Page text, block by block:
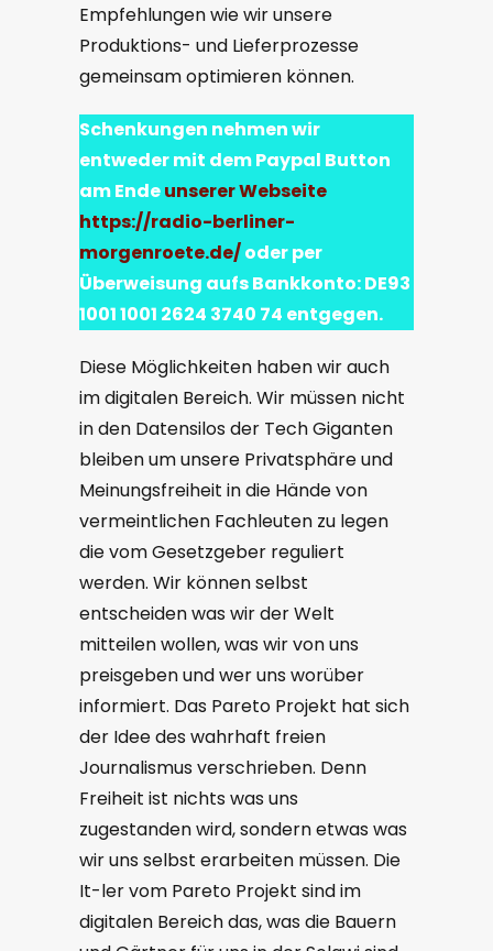
Empfehlungen wie wir unsere
Produktions- und Lieferprozesse
gemeinsam optimieren können.
Schenkungen nehmen wir
entweder mit dem Paypal Button
am EndeunsererWebseite
https://radio-berliner-
morgenroete.de/oder per
Überweisung aufs Bankkonto: DE93
1001 1001 2624 3740 74 entgegen.
Diese Möglichkeiten haben wir auch
im digitalen Bereich. Wir müssen nicht
in den Datensilos der Tech Giganten
bleiben um unsere Privatsphäre und
Meinungsfreiheit in die Hände von
vermeintlichen Fachleuten zu legen
die vom Gesetzgeber reguliert
werden. Wir können selbst
entscheiden was wir der Welt
mitteilen wollen, was wir von uns
preisgeben und wer uns worüber
informiert. Das Pareto Projekt hat sich
der Idee des wahrhaft freien
Journalismus verschrieben. Denn
Freiheit ist nichts was uns
zugestanden wird, sondern etwas was
wir uns selbst erarbeiten müssen. Die
It-ler vom Pareto Projekt sind im
digitalen Bereich das, was die Bauern